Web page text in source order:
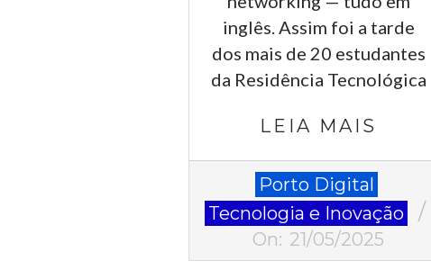
inglês. Assim foi a tarde
dos mais de 20 estudantes
da Residência Tecnológica
LEIA MAIS
05-
21
Porto Digital
Tecnologia e Inovação
On: 21/05/2025